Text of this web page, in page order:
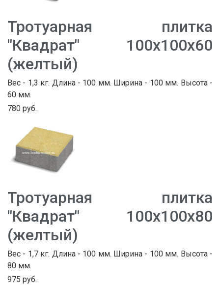
Тротуарная плитка
"Квадрат" 100х100х60
(желтый)
Вес - 1,3 кг. Длина - 100 мм. Ширина - 100 мм. Высота -
60 мм.
780 руб.
Тротуарная плитка
"Квадрат" 100х100х80
(желтый)
Вес - 1,7 кг. Длина - 100 мм. Ширина - 100 мм. Высота -
80 мм.
975 руб.